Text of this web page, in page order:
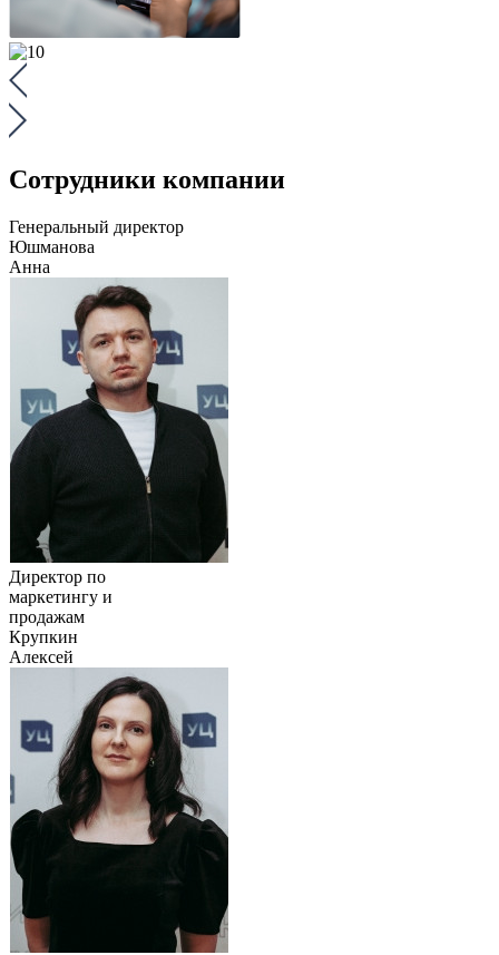
Сотрудники компании
Генеральный директор
Юшманова
Анна
Директор по
маркетингу и
продажам
Крупкин
Алексей